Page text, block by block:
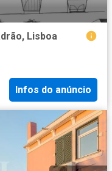
Lisboa
Infos do anúncio